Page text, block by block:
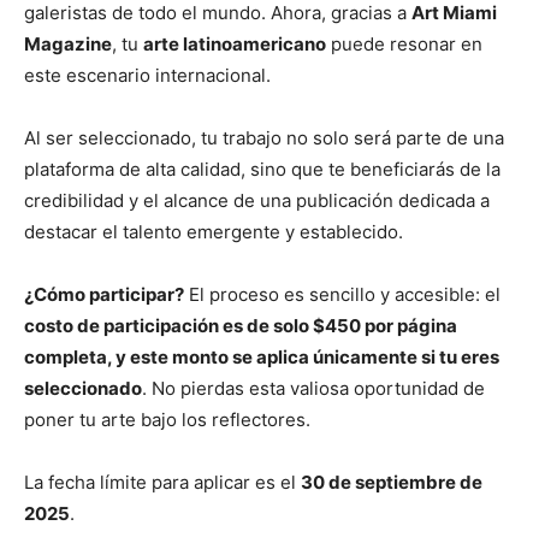
galeristas de todo el mundo. Ahora, gracias a Art Miami
Magazine, tu arte latinoamericano puede resonar en
este escenario internacional.
Al ser seleccionado, tu trabajo no solo será parte de una
plataforma de alta calidad, sino que te beneficiarás de la
credibilidad y el alcance de una publicación dedicada a
destacar el talento emergente y establecido.
¿Cómo participar? El proceso es sencillo y accesible: el
costo de participación es de solo $450 por página
completa, y este monto se aplica únicamente si tu eres
seleccionado. No pierdas esta valiosa oportunidad de
poner tu arte bajo los reflectores.
La fecha límite para aplicar es el 30 de septiembre de
2025.